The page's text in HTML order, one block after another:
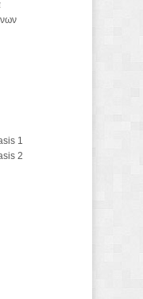
1
2